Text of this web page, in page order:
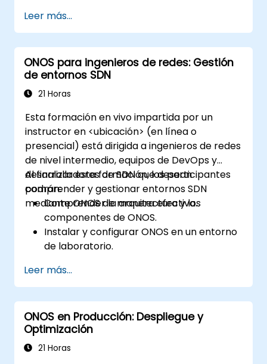
basado en Linux.
Configurar una red SDN básica utilizando
ONOS.
Explorar las funcionalidades de ONOS
para gestionar y escalar la
infraestructura de red.
Leer más...
ONOS para ingenieros de redes: Gestión
de entornos SDN
21 Horas
Esta formación en vivo impartida por un
instructor en <ubicación> (en línea o
presencial) está dirigida a ingenieros de redes
de nivel intermedio, equipos de DevOps y
desarrolladores de SDN que desean
comprender y gestionar entornos SDN
mediante ONOS de manera efectiva.
Al finalizar esta formación, los participantes
podrán:
Comprender la arquitectura y los
componentes de ONOS.
Instalar y configurar ONOS en un entorno
de laboratorio.
gestionar entornos SDN.
Desplegar, gestionar y solucionar
problemas de redes SDN utilizando ONOS.
Leer más...
ONOS en Producción: Despliegue y
Optimización
21 Horas